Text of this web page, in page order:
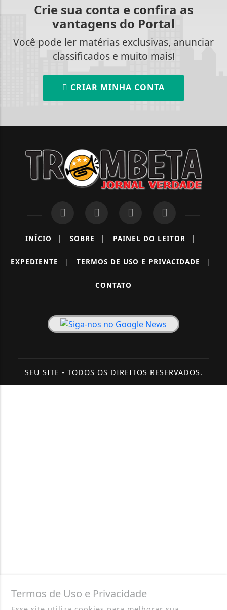
Crie sua conta e confira as
vantagens do Portal
Você pode ler matérias exclusivas, anunciar
classificados e muito mais!
CRIAR MINHA CONTA
INÍCIO | SOBRE | PAINEL DO LEITOR |
EXPEDIENTE | TERMOS DE USO E PRIVACIDADE |
CONTATO
SEU SITE - TODOS OS DIREITOS RESERVADOS.
Termos de Uso e Privacidade